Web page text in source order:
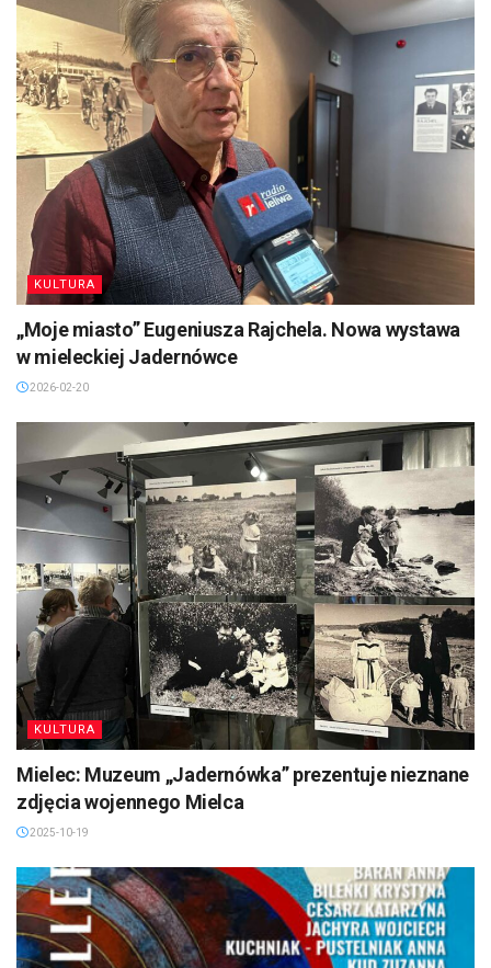
KULTURA
„Moje miasto” Eugeniusza Rajchela. Nowa wystawa
w mieleckiej Jadernówce
2026-02-20
KULTURA
Mielec: Muzeum „Jadernówka” prezentuje nieznane
zdjęcia wojennego Mielca
2025-10-19